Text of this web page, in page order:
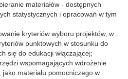
materiałów - dostępnych
statystycznych i opracowań w tym
kryteriów wyboru projektów, w
punktowych w stosunku do
się do edukacji włączającej;
wspomagających wdrożenie
jako materiału pomocniczego w